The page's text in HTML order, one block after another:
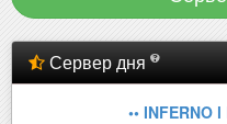
Сервер дня
••